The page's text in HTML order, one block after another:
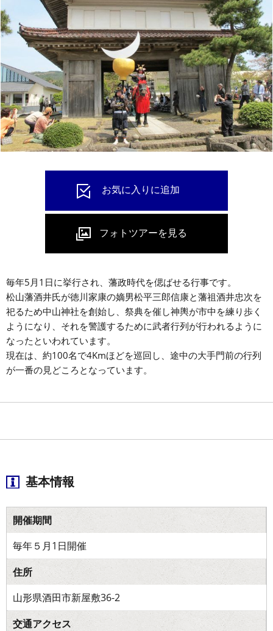
毎年5月1日に挙行され、藩政時代を偲ばせる行事です。
松山藩酒井氏が徳川家康の嫡男松平三郎信康と藩祖酒井忠次を
祀るため中山神社を創始し、祭典を催し神輿が市中を練り歩く
ようになり、それを警護するために武者行列が行われるように
なったといわれています。
現在は、約100名で4Kmほどを巡回し、途中の大手門前の行列
が一番の見どころとなっています。
基本情報
開催期間
毎年５月1日開催
住所
山形県酒田市新屋敷36-2
交通アクセス